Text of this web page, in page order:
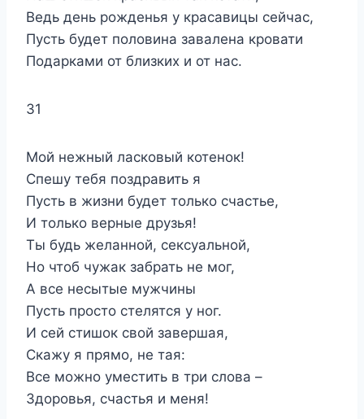
Ведь день рожденья у красавицы сейчас,
Пусть будет половина завалена кровати
Подарками от близких и от нас.
31
Мой нежный ласковый котенок!
Спешу тебя поздравить я
Пусть в жизни будет только счастье,
И только верные друзья!
Ты будь желанной, сексуальной,
Но чтоб чужак забрать не мог,
А все несытые мужчины
Пусть просто стелятся у ног.
И сей стишок свой завершая,
Скажу я прямо, не тая:
Все можно уместить в три слова –
Здоровья, счастья и меня!